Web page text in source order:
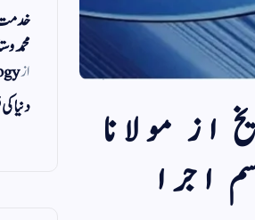
از مولانا
اجرا
خدمت
محمد
از
دنیا